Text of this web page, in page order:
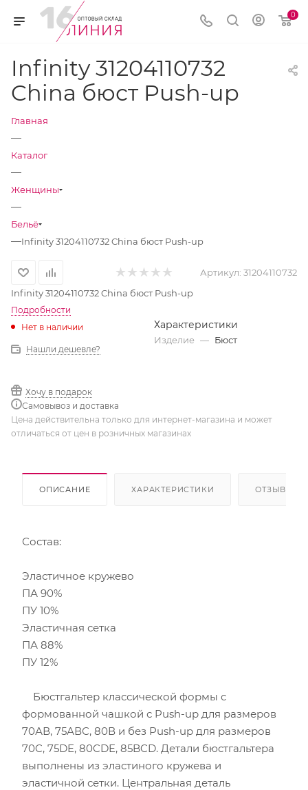
0
Infinity 31204110732
China бюст Push-up
Главная
—
Каталог
—
Женщины
—
Бельё
—Infinity 31204110732 China бюст Push-up
Артикул: 31204110732
Infinity 31204110732 China бюст Push-up
Подробности
Нет в наличии
Нашли дешевле?
Хочу в подарок
Самовывоз и доставка
Характеристики
Изделие — Бюст
Цена действительна только для интернет-магазина и может
отличаться от цен в розничных магазинах
ОПИСАНИЕ ХАРАКТЕРИСТИКИ ОТЗЫВЫ
Состав:
Эластичное кружево
ПА 90%
ПУ 10%
Эластичная сетка
ПА 88%
ПУ 12%
Бюстгальтер классической формы с
формованной чашкой с Push-up для размеров
70АВ, 75АВС, 80В и без Push-up для размеров
70C, 75DE, 80CDE, 85BCD. Детали бюстгальтера
выполнены из эластиного кружева и
эластичной сетки. Центральная деталь